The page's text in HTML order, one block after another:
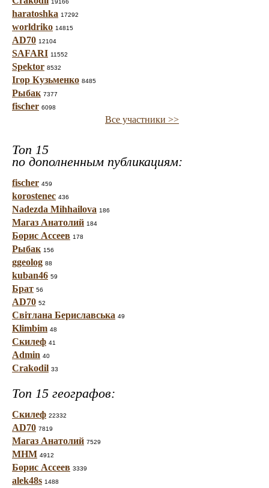
19166
haratoshka 17292
worldriko 14815
AD70 12104
SAFARI 11552
Spektor 8532
Ігор Кузьменко 8485
Рыбак 7377
fischer 6098
Все участники >>
Топ 15
по дополненным публикациям:
fischer 459
korostenec 436
Nadezda Mihhailova 186
Магаз Анатолий 184
Борис Ассеев 178
Рыбак 156
ggeolog 88
kuban46 59
Брат 56
AD70 52
Світлана Бериславська 49
Klimbim 48
Скилеф 41
Admin 40
Crakodil 33
Топ 15 географов:
Скилеф 22332
AD70 7819
Магаз Анатолий 7529
МНМ 4912
Борис Ассеев 3339
alek48s 1488